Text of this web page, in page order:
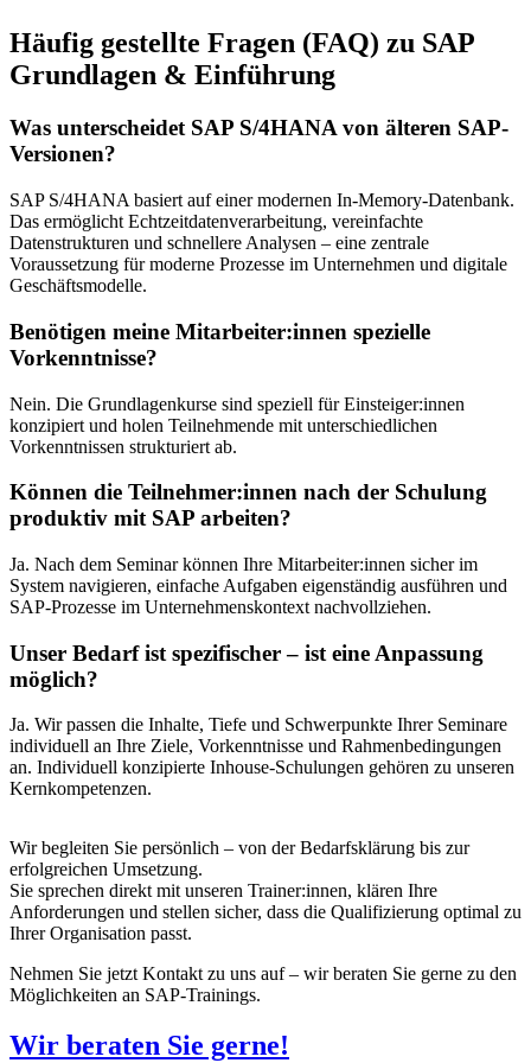
Häufig gestellte Fragen (FAQ) zu SAP
Grundlagen & Einführung
Was unterscheidet SAP S/4HANA von älteren SAP-
Versionen?
SAP S/4HANA basiert auf einer modernen In-Memory-Datenbank.
Das ermöglicht Echtzeitdatenverarbeitung, vereinfachte
Datenstrukturen und schnellere Analysen – eine zentrale
Voraussetzung für moderne Prozesse im Unternehmen und digitale
Geschäftsmodelle.
Benötigen meine Mitarbeiter:innen spezielle
Vorkenntnisse?
Nein. Die Grundlagenkurse sind speziell für Einsteiger:innen
konzipiert und holen Teilnehmende mit unterschiedlichen
Vorkenntnissen strukturiert ab.
Können die Teilnehmer:innen nach der Schulung
produktiv mit SAP arbeiten?
Ja. Nach dem Seminar können Ihre Mitarbeiter:innen sicher im
System navigieren, einfache Aufgaben eigenständig ausführen und
SAP-Prozesse im Unternehmenskontext nachvollziehen.
Unser Bedarf ist spezifischer – ist eine Anpassung
möglich?
Ja. Wir passen die Inhalte, Tiefe und Schwerpunkte Ihrer Seminare
individuell an Ihre Ziele, Vorkenntnisse und Rahmenbedingungen
an. Individuell konzipierte Inhouse-Schulungen gehören zu unseren
Kernkompetenzen.
Wir begleiten Sie persönlich – von der Bedarfsklärung bis zur
erfolgreichen Umsetzung.
Sie sprechen direkt mit unseren Trainer:innen, klären Ihre
Anforderungen und stellen sicher, dass die Qualifizierung optimal zu
Ihrer Organisation passt.
Nehmen Sie jetzt Kontakt zu uns auf – wir beraten Sie gerne zu den
Möglichkeiten an SAP-Trainings.
Wir beraten Sie gerne!